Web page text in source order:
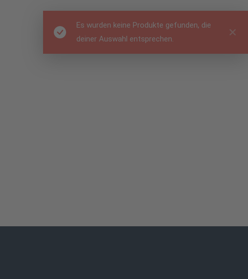
Es wurden keine Produkte gefunden, die
deiner Auswahl entsprechen.